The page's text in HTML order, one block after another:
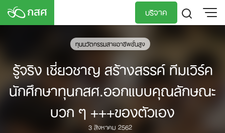
Skip
บริจาค
TH
ทุนนวัตกรรมสายอาชีพชั้นสูง
รู้จริง เชี่ยวชาญ สร้างสรรค์ ทีมเวิร์ค
นักศึกษาทุนกสศ.ออกแบบคุณลักษณะ
บวก ๆ +++ของตัวเอง
3 สิงหาคม 2562